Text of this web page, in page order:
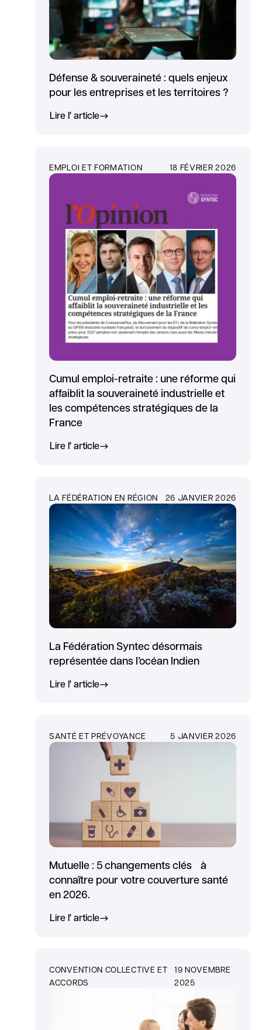
Défense & souveraineté : quels enjeux
pour les entreprises et les territoires ?
Lire l' article
EMPLOI ET FORMATION 18 FÉVRIER 2026
Cumul emploi-retraite : une réforme qui
affaiblit la souveraineté industrielle et
les compétences stratégiques de la
France
Lire l' article
LA FÉDÉRATION EN RÉGION 26 JANVIER 2026
La Fédération Syntec désormais
représentée dans l’océan Indien
Lire l' article
SANTÉ ET PRÉVOYANCE 5 JANVIER 2026
Mutuelle : 5 changements clés à
connaître pour votre couverture santé
en 2026.
Lire l' article
CONVENTION COLLECTIVE ET
ACCORDS
19 NOVEMBRE
2025